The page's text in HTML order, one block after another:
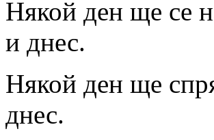
Някой ден ще се
и днес.
Някой ден ще
днес.